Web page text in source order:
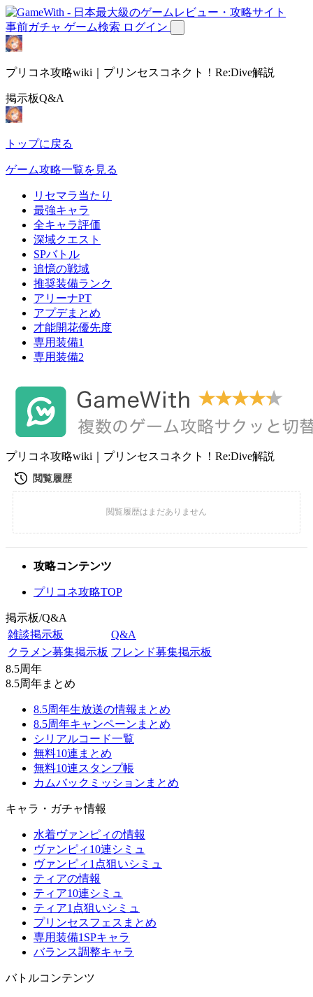
事前ガチャ ゲーム検索 ログイン
プリコネ攻略wiki｜プリンセスコネクト！Re:Dive解説
掲示板Q&A
トップに戻る
ゲーム攻略一覧を見る
リセマラ当たり
最強キャラ
全キャラ評価
深域クエスト
SPバトル
追憶の戦域
推奨装備ランク
アリーナPT
アプデまとめ
才能開花優先度
専用装備1
専用装備2
プリコネ攻略wiki｜プリンセスコネクト！Re:Dive解説
攻略コンテンツ
プリコネ攻略TOP
掲示板/Q&A
雑談掲示板
Q&A
クラメン募集掲示板 フレンド募集掲示板
8.5周年
8.5周年まとめ
8.5周年生放送の情報まとめ
8.5周年キャンペーンまとめ
シリアルコード一覧
無料10連まとめ
無料10連スタンプ帳
カムバックミッションまとめ
キャラ・ガチャ情報
水着ヴァンピィの情報
ヴァンピィ10連シミュ
ヴァンピィ1点狙いシミュ
ティアの情報
ティア10連シミュ
ティア1点狙いシミュ
プリンセスフェスまとめ
専用装備1SPキャラ
バランス調整キャラ
バトルコンテンツ